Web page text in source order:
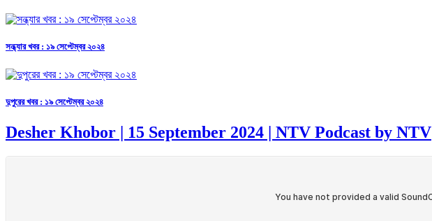
সন্ধ্যার খবর : ১৯ সেপ্টেম্বর ২০২৪
দুপুরের খবর : ১৯ সেপ্টেম্বর ২০২৪
Desher Khobor | 15 September 2024 | NTV Podcast by NTV